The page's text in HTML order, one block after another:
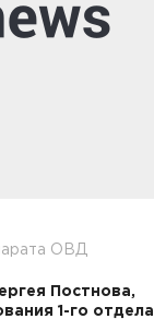
ОВД
Постнова,
1-го отдела